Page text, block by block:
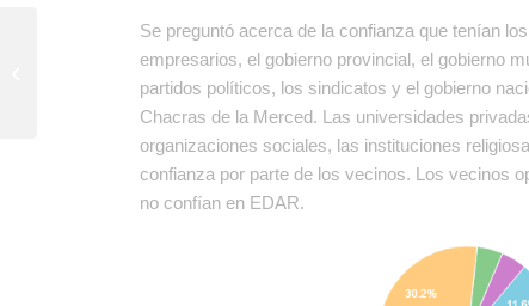
Se preguntó acerca de la confianza que tenían
empresarios, el gobierno provincial, el gobierno
partidos políticos, los sindicatos y el gobierno
Chacras de la Merced. Las universidades
organizaciones sociales, las instituciones
confianza por parte de los vecinos. Los vecinos
no confían en EDAR.
Participamos de la
audiencia pública por la
instalación de Cantera